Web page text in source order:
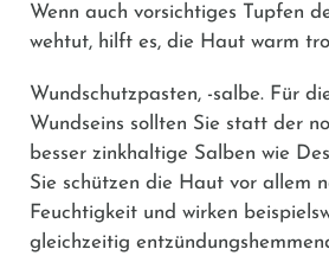
Wenn auch vorsichtiges Tupfen
wehtut, hilft es, die Haut warm
Wundschutzpasten, -salbe. Für
Wundseins sollten Sie statt der
besser zinkhaltige Salben wie
Sie schützen die Haut vor allem
Feuchtigkeit und wirken
gleichzeitig